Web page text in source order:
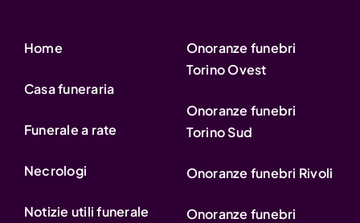
Home
Casa funeraria
Funerale a rate
Necrologi
Notizie utili funerale
Onoranze funebri
Torino Ovest
Onoranze funebri
Torino Sud
Onoranze funebri Rivoli
Onoranze funebri